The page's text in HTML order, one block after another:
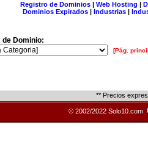
Registro de Dominios| Web Hosting |
Dominios Expirados | Industrias |
Dominio:
[Pág.
** Precios
© 2002/2022 Solo10.com